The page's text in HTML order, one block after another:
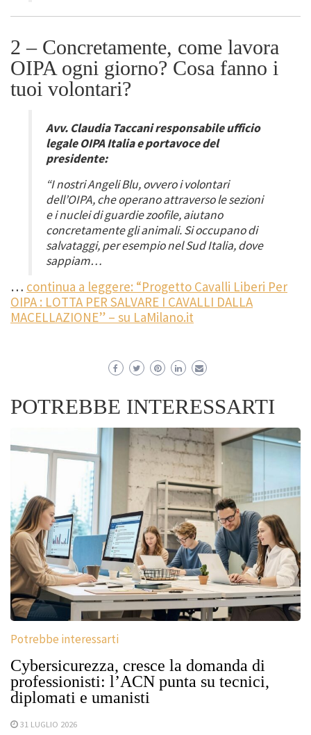
2 – Concretamente, come lavora
OIPA ogni giorno? Cosa fanno i
tuoi volontari?
Avv. Claudia Taccani responsabile ufficio
legale OIPA Italia e portavoce del
presidente:
“I nostri Angeli Blu, ovvero i volontari
dell’OIPA, che operano attraverso le sezioni
e i nuclei di guardie zoofile, aiutano
concretamente gli animali. Si occupano di
salvataggi, per esempio nel Sud Italia, dove
sappiam…
… continua a leggere: “Progetto Cavalli Liberi Per
OIPA : LOTTA PER SALVARE I CAVALLI DALLA
MACELLAZIONE” – su LaMilano.it
POTREBBE INTERESSARTI
Potrebbe interessarti
Cybersicurezza, cresce la domanda di
professionisti: l’ACN punta su tecnici,
diplomati e umanisti
31 LUGLIO 2026